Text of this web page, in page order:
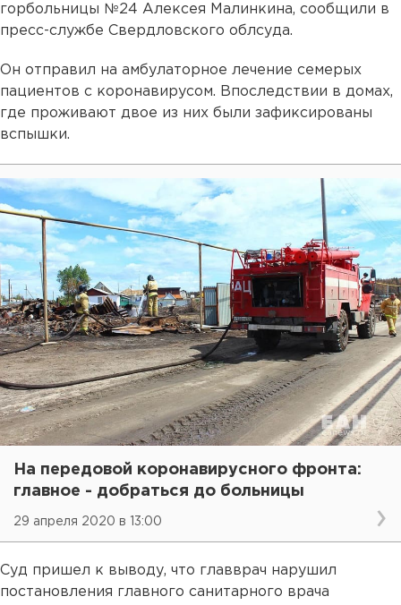
горбольницы №24 Алексея Малинкина, сообщили в
пресс-службе Свердловского облсуда.
Он отправил на амбулаторное лечение семерых
пациентов с коронавирусом. Впоследствии в домах,
где проживают двое из них были зафиксированы
вспышки.
На передовой коронавирусного фронта:
главное - добраться до больницы
29 апреля 2020 в 13:00
Суд пришел к выводу, что главврач нарушил
постановления главного санитарного врача